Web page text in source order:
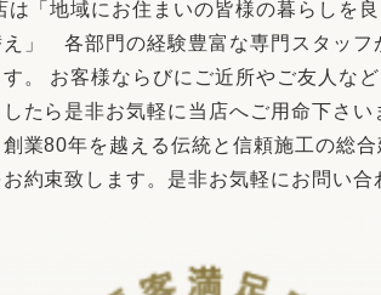
3Dシミュレーション
® ライフスタイルコンパス
リフォームお役立ち情報
おすすめ情報
「地域にお住まいの皆様の暮らしを
」 各部門の経験豊富な専門スタッフ
。 お客様ならびにご近所やご友人な
たら是非お気軽に当店へご用命下さい
創業80年を越える伝統と信頼施工の総
約束致します。是非お気軽にお問い合